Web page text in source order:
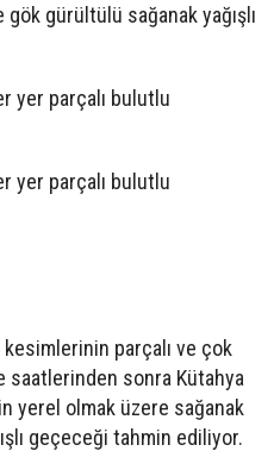
gürültülü sağanak yağışlı
yer parçalı bulutlu
yer parçalı bulutlu
parçalı ve çok
saatlerinden sonra Kütahya
yerel olmak üzere sağanak
geçeceği tahmin ediliyor.